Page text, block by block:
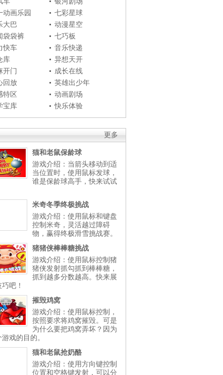
动画乐园
七彩星球
大巴
动漫星空
袋袋裤
七巧板
快车
音乐快递
库
异想天开
开门
成长在线
回放
英雄出少年
特区
动画剧场
宝库
快乐体验
更多
猫和老鼠保龄球
游戏介绍：当箭头移动到适
当位置时，使用鼠标发球，
谁是保龄球高手，快来试试
米奇冬季终极挑战
游戏介绍：使用鼠标和键盘
控制米奇，灵活越过障碍
物，赢得终极滑雪挑战赛。
猪猪侠棒棒糖挑战
游戏介绍：使用鼠标控制猪
猪侠发射抓勾抓到棒棒糖，
抓到越多分数越高。快来展
吧！
摧毁鸡窝
游戏介绍：使用鼠标控制，
按照要求将鸡窝摧毁。可是
为什么要把鸡窝弄坏？因为
戏的目的。
猫和老鼠抢奶酪
游戏介绍：使用方向键控制
位置和空格键发射，可以分